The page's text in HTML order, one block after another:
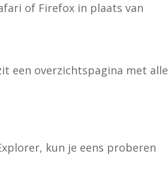
of Firefox in plaats van
een overzichtspagina met alle
kun je eens proberen